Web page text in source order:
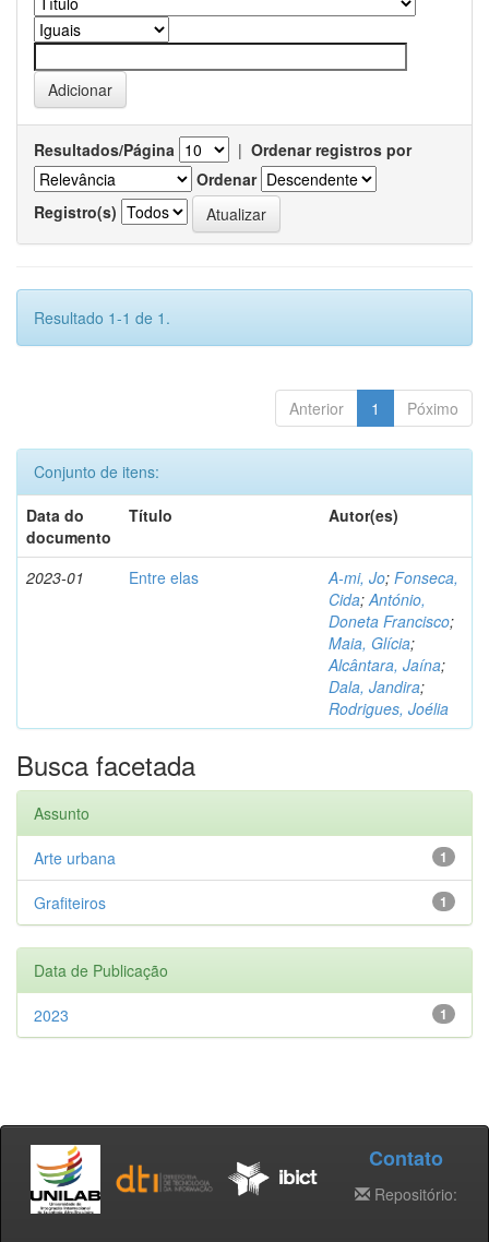
Resultados/Página | Ordenar registros por
Ordenar
Registro(s)
Resultado 1-1 de 1.
Anterior 1 Póximo
Conjunto de itens:
Data do
documento
Título Autor(es)
2023-01 Entre elas A-mi, Jo; Fonseca,
Cida;António,
Doneta Francisco;
Maia, Glícia;
Alcântara, Jaína;
Dala, Jandira;
Rodrigues, Joélia
Busca facetada
Assunto
1
Arte urbana
1
Grafiteiros
Data de Publicação
1
2023
Contato
Repositório: